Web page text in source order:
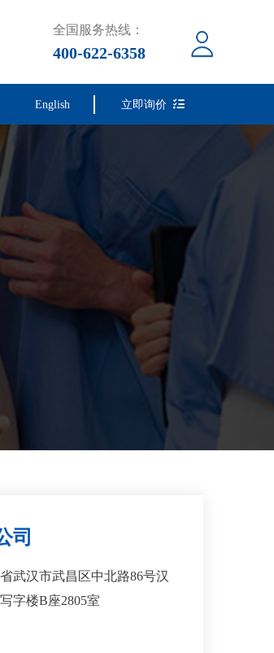
全国服务热线：
400-622-6358
English 立即询价
司
武汉市武昌区中北路86号汉
字楼B座2805室